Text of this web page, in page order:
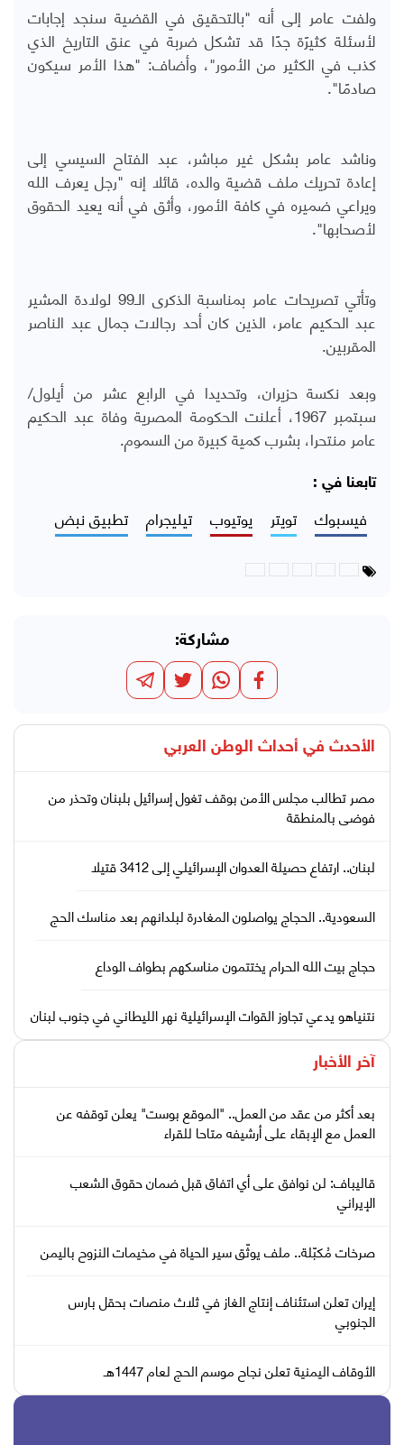
ولفت عامر إلى أنه "بالتحقيق في القضية سنجد إجابات
لأسئلة كثيرًة جدًا قد تشكل ضربة في عنق التاريخ الذي
كذب في الكثير من الأمور"، وأضاف: "هذا الأمر سيكون
صادمًا".
وناشد عامر بشكل غير مباشر، عبد الفتاح السيسي إلى
إعادة تحريك ملف قضية والده، قائلا إنه "رجل يعرف الله
ويراعي ضميره في كافة الأمور، وأثق في أنه يعيد الحقوق
لأصحابها".
وتأتي تصريحات عامر بمناسبة الذكرى الـ99 لولادة المشير
عبد الحكيم عامر، الذين كان أحد رجالات جمال عبد الناصر
المقربين.
وبعد نكسة حزيران، وتحديدا في الرابع عشر من أيلول/
سبتمبر 1967، أعلنت الحكومة المصرية وفاة عبد الحكيم
عامر منتحرا، بشرب كمية كبيرة من السموم.
تابعنا في :
فيسبوك تويتر يوتيوب تيليجرام تطبيق نبض
مشاركة:
الأحدث في أحداث الوطن العربي
مصر تطالب مجلس الأمن بوقف تغول إسرائيل بلبنان وتحذر من
فوضى بالمنطقة
لبنان.. ارتفاع حصيلة العدوان الإسرائيلي إلى 3412 قتيلا
السعودية.. الحجاج يواصلون المغادرة لبلدانهم بعد مناسك الحج
حجاج بيت الله الحرام يختتمون مناسكهم بطواف الوداع
نتنياهو يدعي تجاوز القوات الإسرائيلية نهر الليطاني في جنوب لبنان
آخر الأخبار
بعد أكثر من عقد من العمل.. "الموقع بوست" يعلن توقفه عن
العمل مع الإبقاء على أرشيفه متاحا للقراء
قاليباف: لن نوافق على أي اتفاق قبل ضمان حقوق الشعب
الإيراني
صرخات مُكبّلة.. ملف يوثّق سير الحياة في مخيمات النزوح باليمن
إيران تعلن استئناف إنتاج الغاز في ثلاث منصات بحقل بارس
الجنوبي
الأوقاف اليمنية تعلن نجاح موسم الحج لعام 1447هـ